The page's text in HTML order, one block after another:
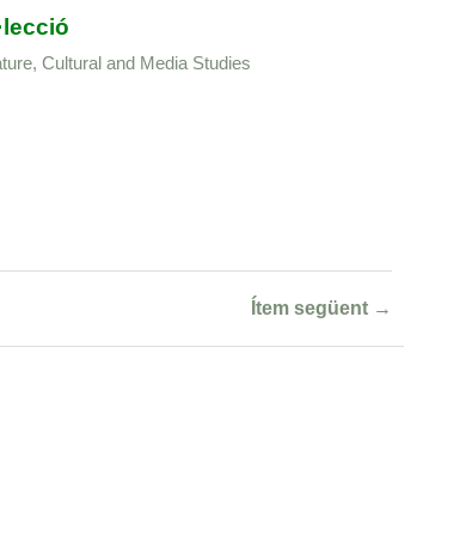
Cultural and Media Studies
Ítem següent →